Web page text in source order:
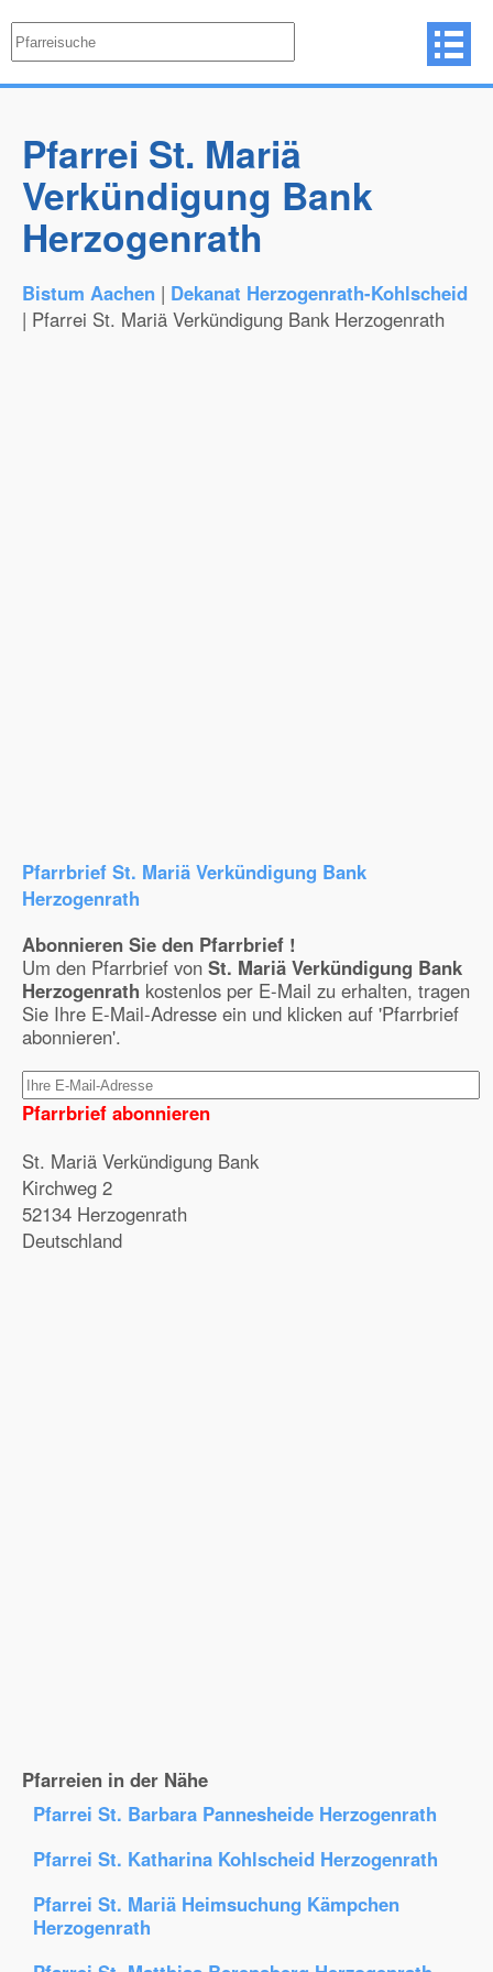
Pfarrei St. Mariä
Verkündigung Bank
Herzogenrath
Bistum Aachen | Dekanat Herzogenrath-Kohlscheid
| Pfarrei St. Mariä Verkündigung Bank Herzogenrath
Pfarrbrief St. Mariä Verkündigung Bank
Herzogenrath
Abonnieren Sie den Pfarrbrief !
Um den Pfarrbrief von St. Mariä Verkündigung Bank
Herzogenrath kostenlos per E-Mail zu erhalten, tragen
Sie Ihre E-Mail-Adresse ein und klicken auf 'Pfarrbrief
abonnieren'.
Pfarrbrief abonnieren
St. Mariä Verkündigung Bank
Kirchweg 2
52134 Herzogenrath
Deutschland
Pfarreien in der Nähe
Pfarrei St. Barbara Pannesheide Herzogenrath
Pfarrei St. Katharina Kohlscheid Herzogenrath
Pfarrei St. Mariä Heimsuchung Kämpchen
Herzogenrath